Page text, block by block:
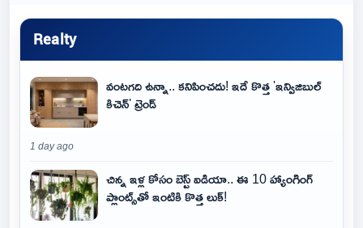
Realty
వంటగది ఉన్నా.. కనిపించదు! ఇదే కొత్త 'ఇన్విజిబుల్
కిచెన్' ట్రెండ్
1 day ago
చిన్న ఇళ్ల కోసం బెస్ట్ ఐడియా.. ఈ 10 హ్యాంగింగ్
ప్లాంట్స్‌తో ఇంటికి కొత్త లుక్!